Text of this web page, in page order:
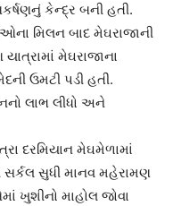
કેન્દ્ર બની હતી.
મિલન બાદ મેઘરાજાની
મેઘરાજાના
ઉમટી પડી હતી.
લાભ લીધો અને
દરમિયાન મેઘમેળામાં
સર્કલ સુધી માનવ મહેરામણ
ખુશીનો માહોલ જોવા